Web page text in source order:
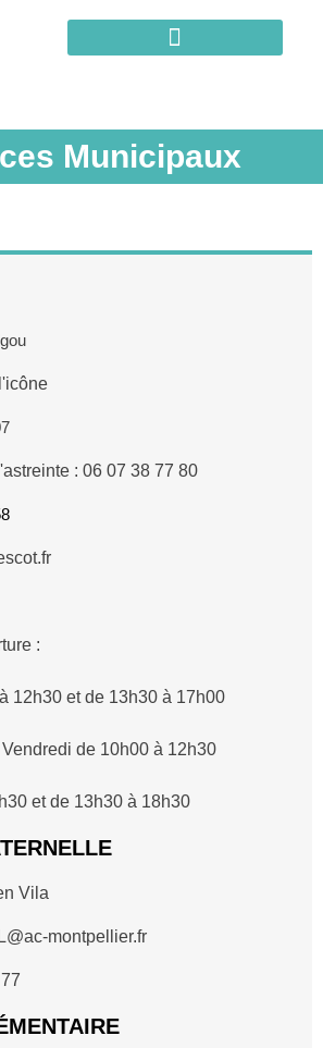
Municipaux
: 06 07 38 77 80
:
12h30 et de 13h30 à 17h00
de 10h00 à 12h30
et de 13h30 à 18h30
Vila
montpellier.fr